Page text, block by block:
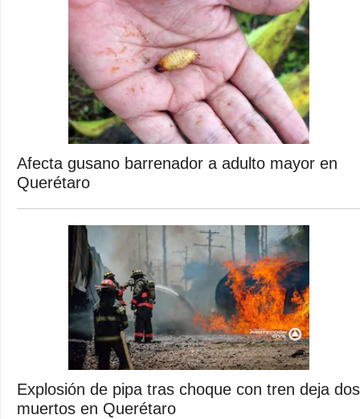
Afecta gusano barrenador a adulto mayor en
Querétaro
Explosión de pipa tras choque con tren deja dos
muertos en Querétaro